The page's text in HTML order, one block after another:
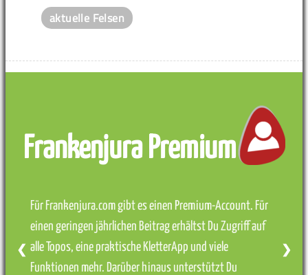
aktuelle Felsen
Frankenjura Premium
Für Frankenjura.com gibt es einen Premium-Account. Für
einen geringen jährlichen Beitrag erhältst Du Zugriff auf
alle Topos, eine praktische KletterApp und viele
Funktionen mehr. Darüber hinaus unterstützt Du
❮ ❯